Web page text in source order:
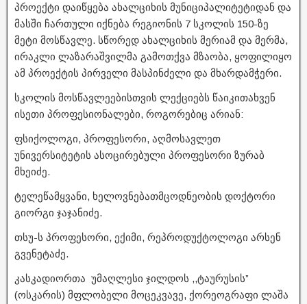
პროექტი დაიწყება ახალციხის მუნიციპალიტეტიდან და
მასში ჩართული იქნება რეგიონის 7 სკოლის 150-ზე
მეტი მოსწავლე. სწორედ ახალციხის მერიამ და მერმა,
ირაკლი ლაზარაშვილმა გამოთქვა მზაობა, ყოფილიყო
ამ პროექტის პირველი მასპინძელი და მხარდამჭერი.
სკოლის მოსწავლეებისთვის ლექციებს წაიკითახვენ
ისეთი პროფესიონალები, როგორებიც არიან:
ფსიქოლოგი, პროფესორი, აღმოსავლეთ
უნივერსიტეტის ასოცირებული პროფესორი ზურაბ
მხეიძე.
ტელეწამყვანი, ხელოვნებათმცოდნეობის დოქტორი
გიორგი ჯაჯანიძე.
თსუ-ს პროფესორი, ექიმი, რეპროდუქტოლოგი არსენ
გვენეტაძე.
კასკადიორთა უმაღლესი ჯილდოს ,,ტაურუსის”
(ოსკარის) მფლობელი მოცეკვავე, ქორეოგრაფი ლაშა